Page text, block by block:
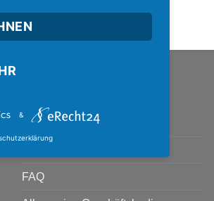
Über PremiumShirt
FAQ
&